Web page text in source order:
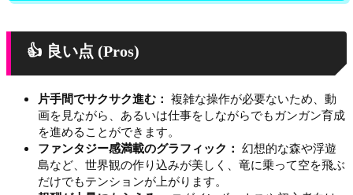
👍 良い点 (Pros)
片手間でサクサク進む： 複雑な操作が必要ないため、動
画を見ながら、あるいは仕事をしながらでもガンガン育成
を進めることができます。
ファンタジー感満載のグラフィック： 幻想的な森や浮遊
島など、世界観の作り込みが美しく、竜に乗って空を飛ぶ
だけでもテンションが上がります。